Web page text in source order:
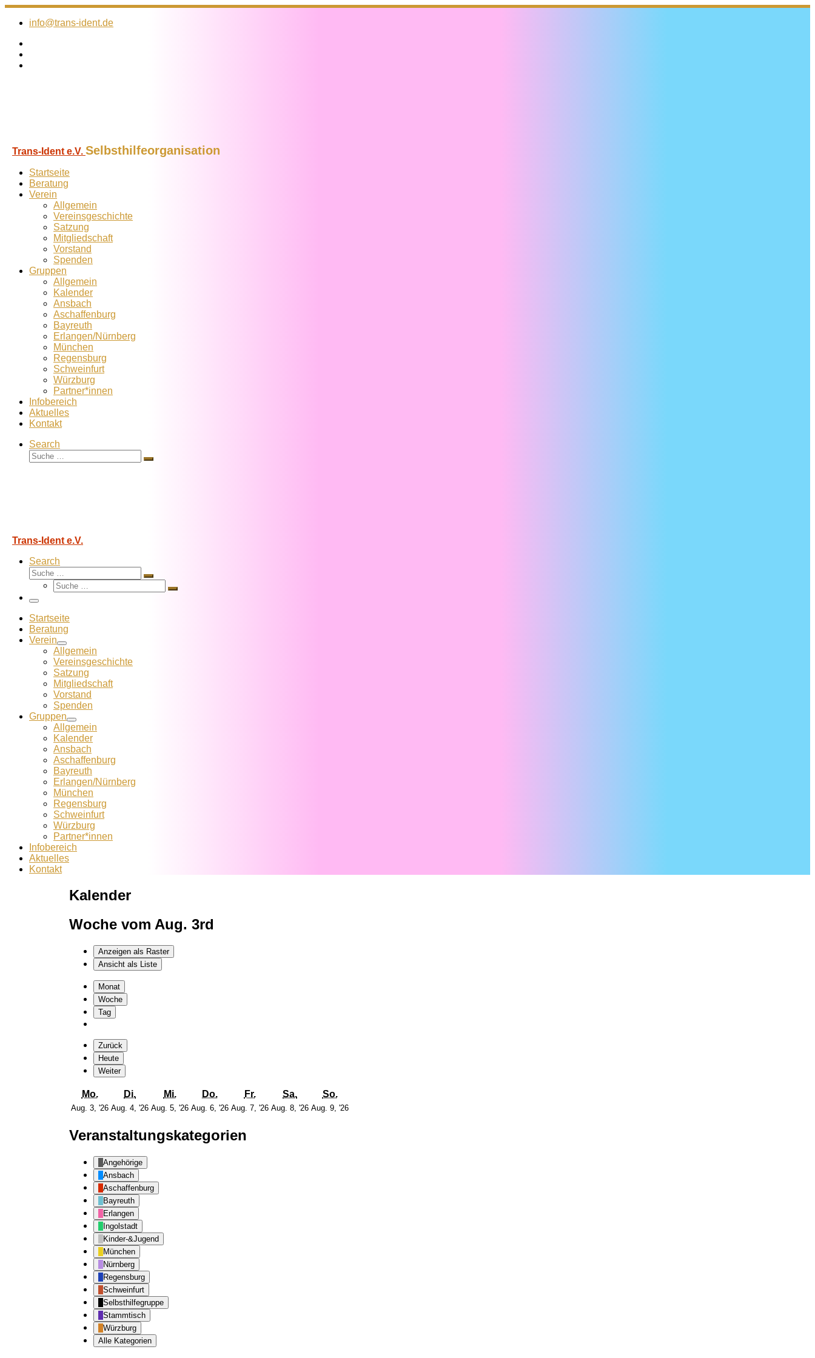
Zum
Inhalt
info@trans-ident.de
Trans-Ident e.V. Selbsthilfeorganisation
Startseite
Beratung
Verein
Allgemein
Vereins­geschichte
Satzung
Mitglied­schaft
Vorstand
Spenden
Gruppen
Allgemein
Kalender
Ansbach
Aschaffenburg
Bayreuth
Erlangen/Nürnberg
München
Regensburg
Schweinfurt
Würzburg
Partner*innen
Infobereich
Aktuelles
Kontakt
Search
Suche
Suche
Trans-Ident e.V.
Search
Suche
Suche
Suche
Suche
Menü
Startseite
Beratung
Verein
Allgemein
Vereins­geschichte
Satzung
Mitglied­schaft
Vorstand
Spenden
Gruppen
Allgemein
Kalender
Ansbach
Aschaffenburg
Bayreuth
Erlangen/Nürnberg
München
Regensburg
Schweinfurt
Würzburg
Partner*innen
Infobereich
Aktuelles
Kontakt
Kalender
Woche vom Aug. 3rd
Anzeigen als Raster
Ansicht als Liste
Monat
Woche
Tag
Zurück
Heute
Weiter
Mo. Montag
Di. Dienstag
Mi. Mittwoch
Do. Donnerstag
Fr. FreitagSa. Samstag
So.
Aug. 3, '263.
2026
Aug. 4, '264.Aug. 5, '265.
2026
Aug. 6, '266.
2026
Aug. 7, '267.Aug. 8, '268.Aug. 9, '269.
Veranstaltungskategorien
Angehörige
Ansbach
Aschaffenburg
Bayreuth
Erlangen
Ingolstadt
Kinder-&Jugend
München
Nürnberg
Regensburg
Schweinfurt
Selbsthilfegruppe
Stammtisch
Würzburg
Alle Kategorien